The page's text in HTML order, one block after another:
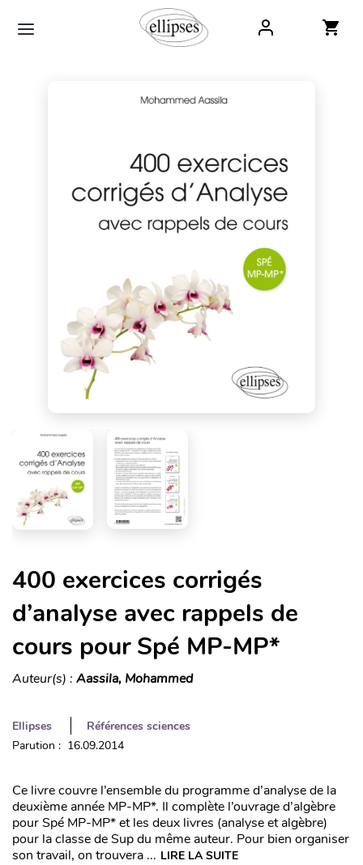
400 exercices corrigés
d’analyse avec rappels de
cours pour Spé MP-MP*
Auteur(s) : Aassila, Mohammed
Ellipses
Références sciences
Parution : 16.09.2014
Ce livre couvre l’ensemble du programme d’analyse de la
deuxième année MP-MP*. Il complète l’ouvrage d’algèbre
pour Spé MP-MP* et les deux livres (analyse et algèbre)
pour la classe de Sup du même auteur. Pour bien organiser
son travail, on trouvera ... LIRE LA SUITE